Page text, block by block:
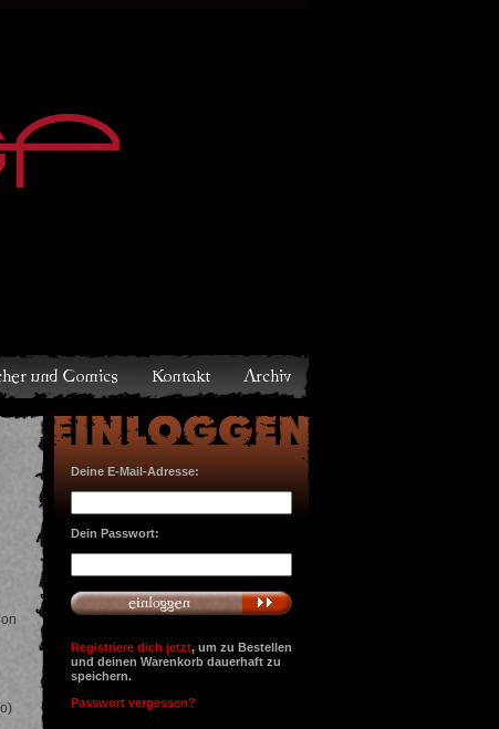
Archiv
Deine E-Mail-Adresse:
Dein Passwort:
Registriere dich jetzt, um zu Bestellen
und deinen Warenkorb dauerhaft zu
speichern.
Passwort vergessen?